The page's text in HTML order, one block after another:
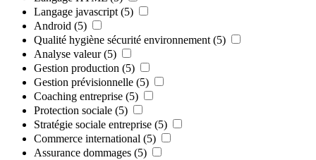
Langage javascript (5)
Android (5)
Qualité hygiène sécurité environnement (5)
Analyse valeur (5)
Gestion production (5)
Gestion prévisionnelle (5)
Coaching entreprise (5)
Protection sociale (5)
Stratégie sociale entreprise (5)
Commerce international (5)
Assurance dommages (5)